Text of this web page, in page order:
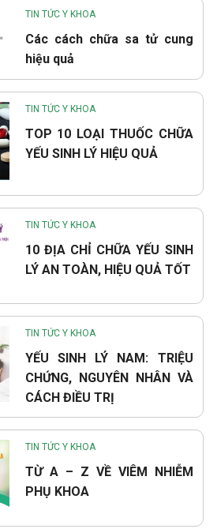
TIN TỨC Y KHOA
Các cách chữa sa tử cung
hiệu quả
TIN TỨC Y KHOA
TOP 10 LOẠI THUỐC CHỮA
YẾU SINH LÝ HIỆU QUẢ
TIN TỨC Y KHOA
10 ĐỊA CHỈ CHỮA YẾU SINH
LÝ AN TOÀN, HIỆU QUẢ TỐT
TIN TỨC Y KHOA
YẾU SINH LÝ NAM: TRIỆU
CHỨNG, NGUYÊN NHÂN VÀ
CÁCH ĐIỀU TRỊ
TIN TỨC Y KHOA
TỪ A – Z VỀ VIÊM NHIỄM
PHỤ KHOA